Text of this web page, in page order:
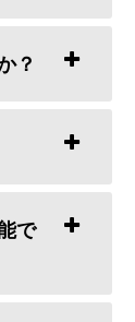
？
で